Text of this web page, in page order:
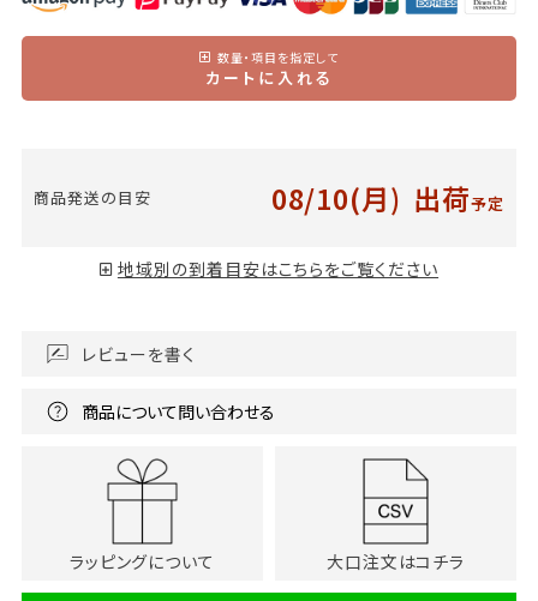
数量・項目を指定して
カートに入れる
商品発送の目安 08/10(月) 出荷予定
地域別の到着目安はこちらをご覧ください
レビューを書く
商品について問い合わせる
ラッピングについて 大口注文はコチラ